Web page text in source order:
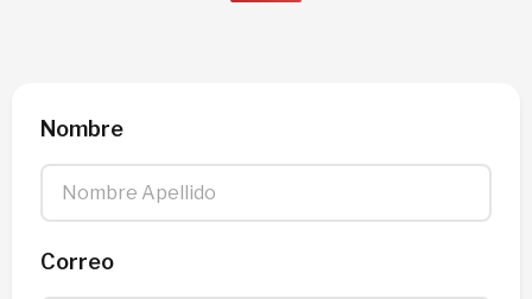
Nombre
Correo